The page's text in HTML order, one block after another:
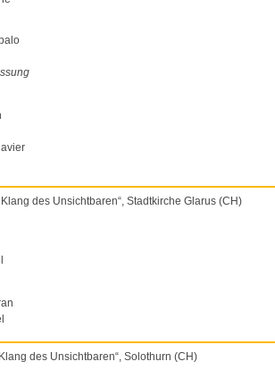
des Unsichtbaren“, Stadtkirche Glarus (CH)
des Unsichtbaren“, Solothurn (CH)